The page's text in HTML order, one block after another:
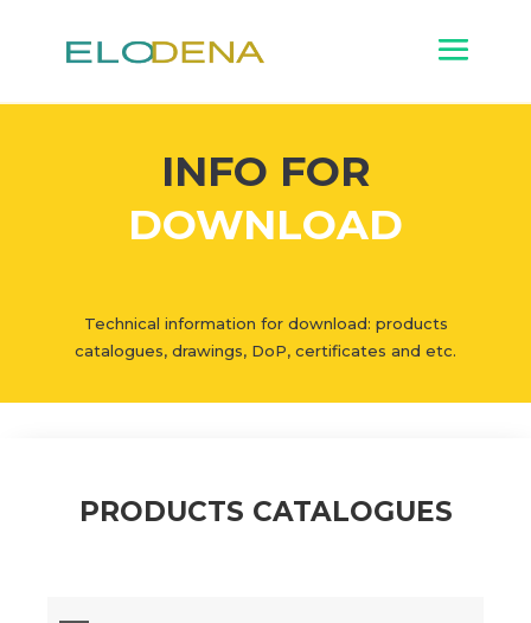
INFO FOR
DOWNLOAD
Technical information for download: products
catalogues, drawings, DoP, certificates and etc.
PRODUCTS CATALOGUES